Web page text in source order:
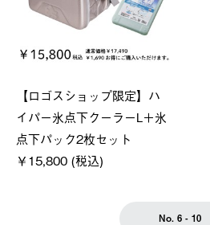
【ロゴスショップ限定】ハ
イパー氷点下クーラーL＋氷
点下パック2枚セット
￥15,800 (税込)
No. 6 - 10